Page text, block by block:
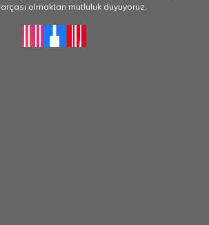
olmaktan mutluluk duyuyoruz.